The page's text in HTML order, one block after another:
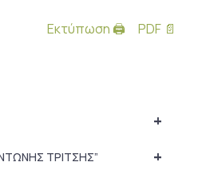
Εκτύπωση 🖨 PDF 📄
+
+
ΤΡΙΤΣΗΣ”